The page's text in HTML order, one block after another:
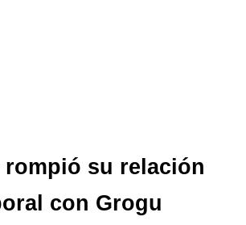
rompió su relación
con Grogu